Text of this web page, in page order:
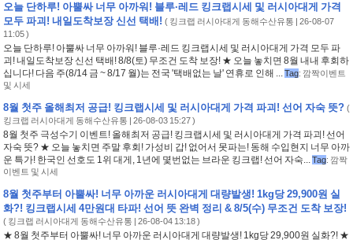
오늘 단하루! 아뿔싸 너무 아까워! 블루·레드 킹크랩시세 및 러시아대게 가격
모두 파괴! 내일도착보장 신선 택배! ( 킹크랩 러시아대게 동해수산유통 | 26-08-07
11:05 )
오늘 단하루! 아뿔싸 너무 아까워! 블루·레드 킹크랩시세 및 러시아대게 가격 모두 파
괴! 내일도착보장 신선 택배! 8/8(토) 무조건 도착 보장! ★ 오늘 놓치면 8월 내내 후회하
십니다! 다음 주(8/14 금 ~ 8/17 월)는 전국 '택배없는 날' 연휴로 인해 ...Tag: 깜짝이벤트
및 시세
8월 첫주 올해최저 공급! 킹크랩시세 및 러시아대게 가격 파괴! 선어 자숙 뜻? (
킹크랩 러시아대게 동해수산유통 | 26-08-03 15:27 )
8월 첫주 극성수기 이벤트! 올해최저 공급! 킹크랩시세 및 러시아대게 가격 파괴! 선어
자숙 뜻? ★ 오늘 놓치면 주말 후회! 가성비 갑! 없어서 못파는! 동해 수입현지 너무 아까
운 특가! 한국인 선호도 1위 대게, 1년에 몇번없는 브라운 킹크랩! 선어 자숙...Tag: 깜짝
이벤트 및 시세
8월 첫주부터 아뿔싸! 너무 아까운 러시아대게 대량발생! 1kg당 29,900원 실
화?! 킹크랩시세 4만원대 타파! 선어 뜻 완벽 정리 & 8/5(수) 무조건 도착 보장!
( 킹크랩 러시아대게 동해수산유통 | 26-08-04 13:18 )
★ 8월 첫주부터 아뿔싸! 너무 아까운 러시아대게 대량발생! 1kg당 29,900원 실화?! ★